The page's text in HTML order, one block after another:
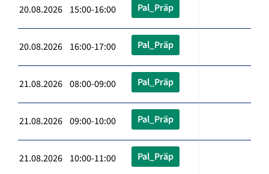
20.08.2026 15:00-16:00 Pal_Präp
20.08.2026 16:00-17:00 Pal_Präp
21.08.2026 08:00-09:00 Pal_Präp
21.08.2026 09:00-10:00 Pal_Präp
21.08.2026 10:00-11:00 Pal_Präp